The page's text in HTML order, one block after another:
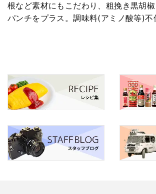
根など素材にもこだわり、粗挽き黒胡
パンチをプラス。調味料(アミノ酸等)不